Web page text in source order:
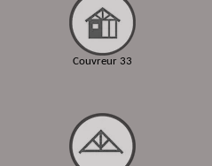
Couvreur 33